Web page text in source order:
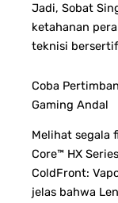
Jadi, Sobat
ketahanan
teknisi
Coba
Gaming Andal
Melihat segala
Core™ HX
ColdFront:
jelas bahwa